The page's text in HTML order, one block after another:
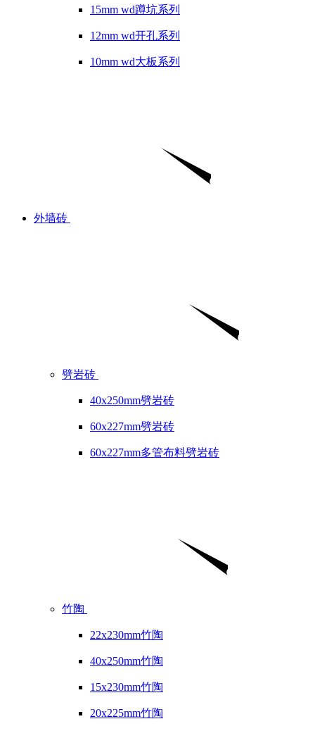
15mm wd蹲坑系列
12mm wd开孔系列
10mm wd大板系列
外墙砖
劈岩砖
40x250mm劈岩砖
60x227mm劈岩砖
60x227mm多管布料劈岩砖
竹陶
22x230mm竹陶
40x250mm竹陶
15x230mm竹陶
20x225mm竹陶